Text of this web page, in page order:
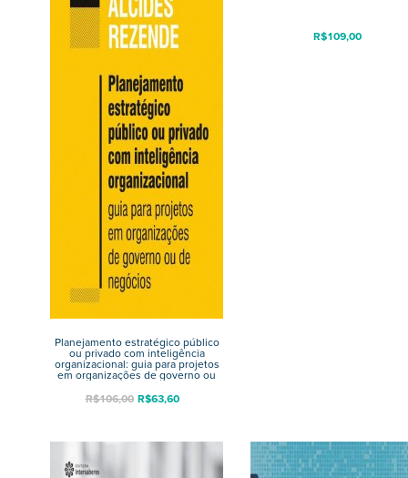
R$109,00
Planejamento estratégico público
ou privado com inteligência
organizacional: guia para projetos
em organizações de governo ou
de negócios
R$106,00 R$63,60